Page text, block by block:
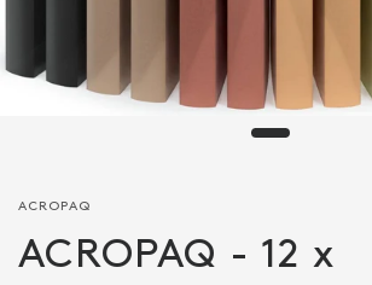
ACROPAQ
ACROPAQ - 12 x